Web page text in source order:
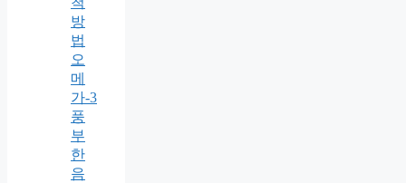
방
법
오
메
가-3
풍
부
한
음